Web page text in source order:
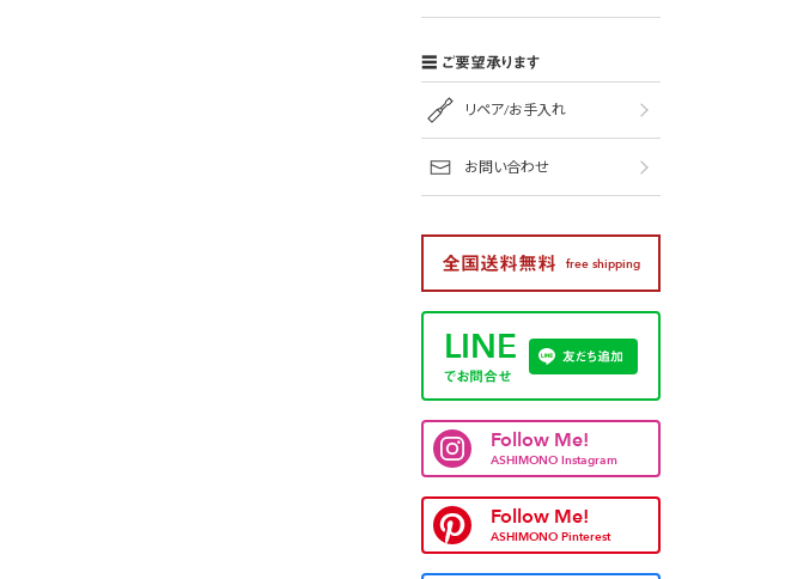
ご要望承ります
リペア/お手入れ
お問い合わせ
全国送料無料 free shipping
LINE
でお問合せ
友だち追加
Follow Me!
ASHIMONO Instagram
Follow Me!
ASHIMONO Pinterest